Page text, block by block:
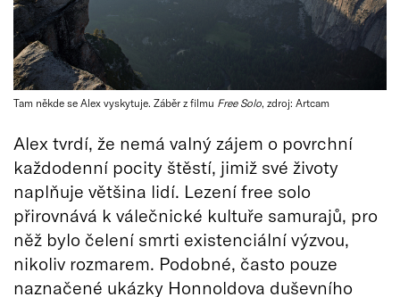
Tam někde se Alex vyskytuje. Záběr z filmu Free Solo, zdroj: Artcam
Alex tvrdí, že nemá valný zájem o povrchní
každodenní pocity štěstí, jimiž své životy
naplňuje většina lidí. Lezení free solo
přirovnává k válečnické kultuře samurajů, pro
něž bylo čelení smrti existenciální výzvou,
nikoliv rozmarem. Podobné, často pouze
naznačené ukázky Honnoldova duševního